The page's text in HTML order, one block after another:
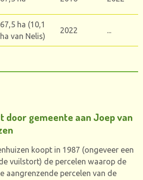
67,5 ha (10,1
ha van Nelis)
2022 ...
door gemeente aan Joep van
koopt in 1987 (ongeveer een
vuilstort) de percelen waarop de
aangrenzende percelen van de